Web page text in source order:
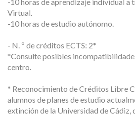
Virtual.
-10 horas de estudio autónomo.
- N. º de créditos ECTS: 2*
*Consulte posibles
centro.
* Reconocimiento de Créditos Libre
alumnos de planes de estudio
extinción de la Universidad de Cádiz,